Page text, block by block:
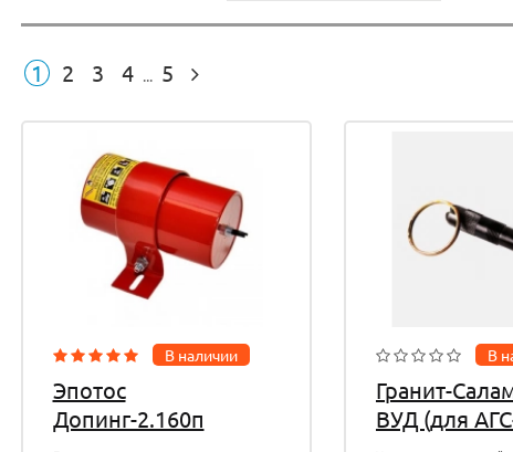
1 2 3 4 ... 5
В наличии
Эпотос
Допинг-2.160п
В
Гранит-
ВУД (для